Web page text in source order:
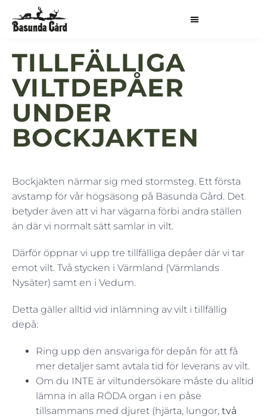
TILLFÄLLIGA
VILTDEPÅER
UNDER
BOCKJAKTEN
Bockjakten närmar sig med stormsteg. Ett första
avstamp för vår högsäsong på Basunda Gård. Det
betyder även att vi har vägarna förbi andra ställen
än där vi normalt sätt samlar in vilt.
Därför öppnar vi upp tre tillfälliga depåer där vi tar
emot vilt. Två stycken i Värmland (Värmlands
Nysäter) samt en i Vedum.
Detta gäller alltid vid inlämning av vilt i tillfällig
depå:
Ring upp den ansvariga för depån för att få
mer detaljer samt avtala tid för leverans av vilt.
Om du INTE är viltundersökare måste du alltid
lämna in alla RÖDA organ i en påse
tillsammans med djuret (hjärta, lungor, två